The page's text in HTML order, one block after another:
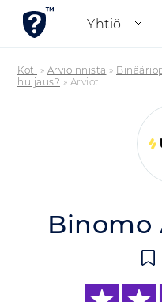
Yhtiö
Koti » Arvioinnista »
huijaus? » Arviot
Binomo